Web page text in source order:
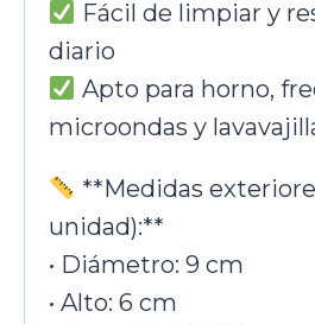
Fácil de limpiar y
diario
Apto para horno,
microondas y
**Medidas
unidad):**
• Diámetro: 9 cm
• Alto: 6 cm